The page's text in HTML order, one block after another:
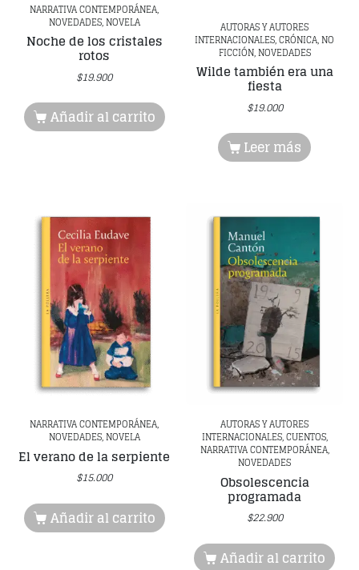
NARRATIVA CONTEMPORÁNEA,
NOVEDADES, NOVELA
Noche de los cristales
rotos
$19.900
Añadir al carrito
AUTORAS Y AUTORES
INTERNACIONALES, CRÓNICA, NO
FICCIÓN, NOVEDADES
Wilde también era una
fiesta
$19.000
Leer más
NARRATIVA CONTEMPORÁNEA,
NOVEDADES, NOVELA
El verano de la serpiente
$15.000
Añadir al carrito
AUTORAS Y AUTORES
INTERNACIONALES, CUENTOS,
NARRATIVA CONTEMPORÁNEA,
NOVEDADES
Obsolescencia
programada
$22.900
Añadir al carrito